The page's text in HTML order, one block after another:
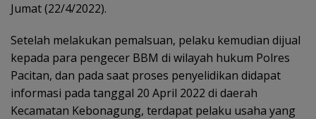
Jumat (22/4/2022).
Setelah melakukan pemalsuan, pelaku kemudian dijual
kepada para pengecer BBM di wilayah hukum Polres
Pacitan, dan pada saat proses penyelidikan didapat
informasi pada tanggal 20 April 2022 di daerah
Kecamatan Kebonagung, terdapat pelaku usaha yang